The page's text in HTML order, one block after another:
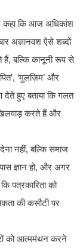
कहा कि आज अधिकांश
अज्ञानवश ऐसे शब्दों
बल्कि कानूनी रूप से
‘मुलज़िम’ और
देते हुए बताया कि गलत
करते हैं और
नहीं, बल्कि समाज
ज्ञान हो, और अगर
पत्रकारिता को
की कसौटी पर
को आत्ममंथन करने